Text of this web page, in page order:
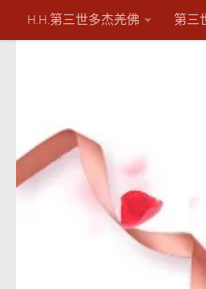
Skip to content
H.H.第三世多杰羌佛 第三